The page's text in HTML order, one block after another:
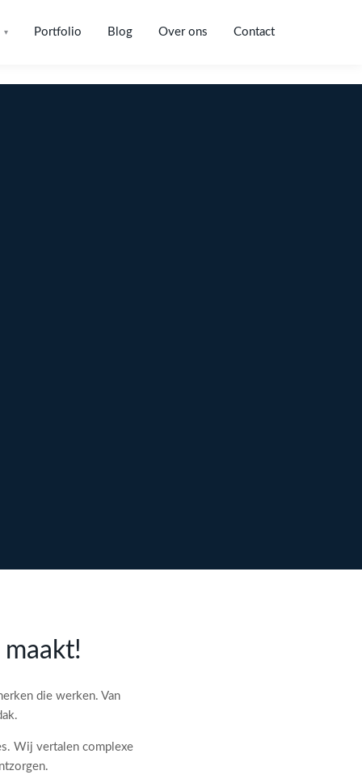
▾ Portfolio Blog Over ons Contact
die werken. Van
Wij vertalen complexe